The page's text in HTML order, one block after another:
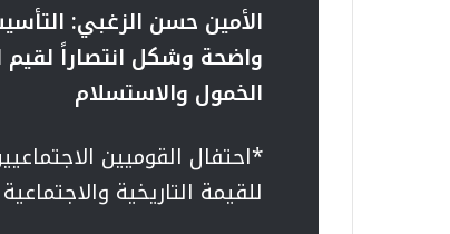
الأمين حسن الزغبي:
واضحة وشكل انتصاراً لقيم
الخمول والاستسلام
*احتفال القوميين
للقيمة التاريخية